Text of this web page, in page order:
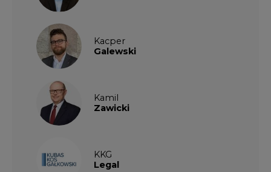
Kacper
Galewski
Kamil
Zawicki
KKG
Legal